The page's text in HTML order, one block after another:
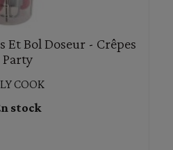
Et Bol Doseur - Crêpes
Party
COOK
stock